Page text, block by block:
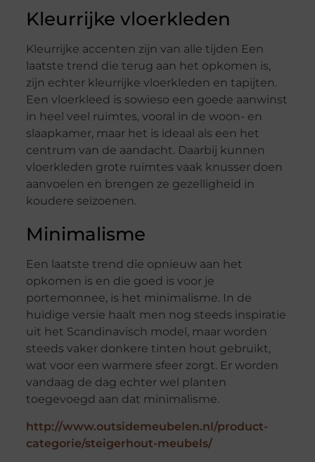
Kleurrijke vloerkleden
Kleurrijke accenten zijn van alle tijden Een
laatste trend die terug aan het opkomen is,
zijn echter kleurrijke vloerkleden en tapijten.
Een vloerkleed is sowieso een goede aanwinst
in heel veel ruimtes, vooral in de woon- en
slaapkamer, maar het is ideaal als een het
centrum van de aandacht. Daarbij kunnen
vloerkleden grote ruimtes vaak knusser doen
aanvoelen en brengen ze gezelligheid in
koudere seizoenen.
Minimalisme
Een laatste trend die opnieuw aan het
opkomen is en die goed is voor je
portemonnee, is het minimalisme. In de
huidige versie haalt men nog steeds inspiratie
uit het Scandinavisch model, maar worden
steeds vaker donkere tinten hout gebruikt,
wat voor een warmere sfeer zorgt. Er worden
vandaag de dag echter wel planten
toegevoegd aan dat minimalisme.
http://www.outsidemeubelen.nl/product-
categorie/steigerhout-meubels/